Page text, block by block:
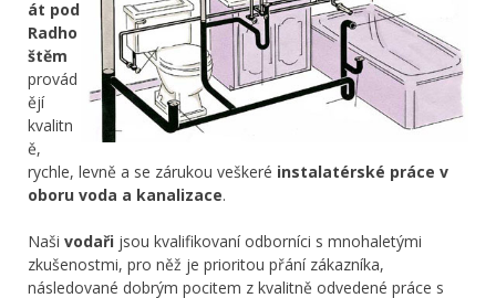
át pod
Radho
štěm
provád
ějí
kvalitn
ě,
rychle, levně a se zárukou veškeré instalatérské práce v
oboru voda a kanalizace.
Naši vodaři jsou kvalifikovaní odborníci s mnohaletými
zkušenostmi, pro něž je prioritou přání zákazníka,
následované dobrým pocitem z kvalitně odvedené práce s